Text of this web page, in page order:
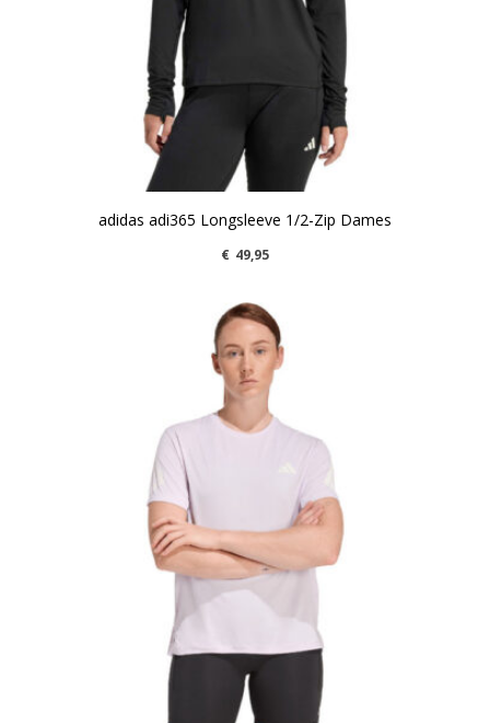
adidas adi365 Longsleeve 1/2-Zip Dames
€ 49,95